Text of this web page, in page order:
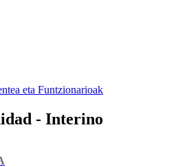
eta Funtzionarioak
- Interino